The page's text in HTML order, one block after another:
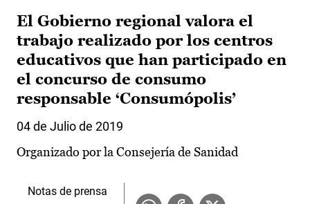
El Gobierno regional valora el
trabajo realizado por los centros
educativos que han participado en
el concurso de consumo
responsable ‘Consumópolis’
04 de Julio de 2019
Organizado por la Consejería de Sanidad
Notas de prensa